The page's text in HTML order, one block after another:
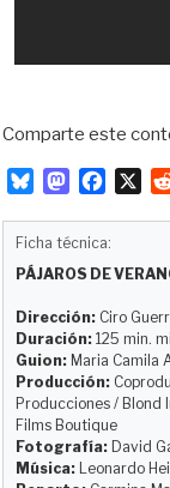
Comparte este
u
s
k
y
M
o
d
o
n
b
o
o
k
X
Ficha técnica:
PÁJAROS DE
Dirección: Ciro
Duración: 125 min.
Guion: Maria Camila
Producción:
Producciones / Blond
Films Boutique
Fotografía: David
Música: Leonardo